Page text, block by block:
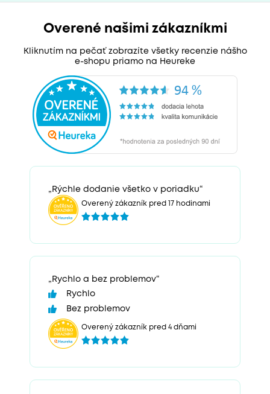
Overené našimi zákazníkmi
Kliknutím na pečať zobrazíte všetky recenzie nášho
e-shopu priamo na Heureke
„Rýchle dodanie všetko v poriadku“
Overený zákazník pred 17 hodinami
„Rychlo a bez problemov“
Rychlo
Bez problemov
Overený zákazník pred 4 dňami